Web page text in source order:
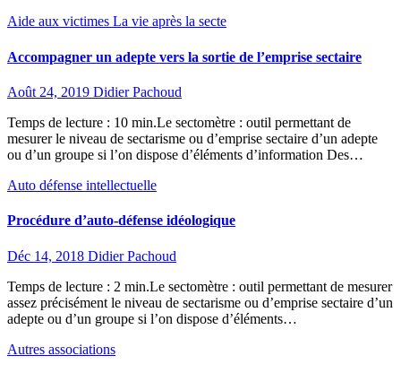
Aide aux victimes La vie après la secte
Accompagner un adepte vers la sortie de l’emprise sectaire
Août 24, 2019 Didier Pachoud
Temps de lecture : 10 min.Le sectomètre : outil permettant de
mesurer le niveau de sectarisme ou d’emprise sectaire d’un adepte
ou d’un groupe si l’on dispose d’éléments d’information Des…
Auto défense intellectuelle
Procédure d’auto-défense idéologique
Déc 14, 2018 Didier Pachoud
Temps de lecture : 2 min.Le sectomètre : outil permettant de mesurer
assez précisément le niveau de sectarisme ou d’emprise sectaire d’un
adepte ou d’un groupe si l’on dispose d’éléments…
Autres associations